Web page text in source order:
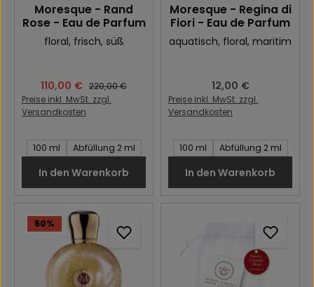
Moresque - Rand
Rose - Eau de Parfum
floral, frisch, süß
Verkaufspreis:
110,00 € Regulärer Preis:
220,00 €
Preise inkl. MwSt. zzgl.
Versandkosten
Inhalt des Artikel:
100 ml Abfüllung 2 ml
In den Warenkorb
Moresque - Regina di
Fiori - Eau de Parfum
aquatisch, floral, maritim
Regulärer Preis:
12,00 €
Preise inkl. MwSt. zzgl.
Versandkosten
Inhalt des Artikel:
100 ml Abfüllung 2 ml
In den Warenkorb
50%